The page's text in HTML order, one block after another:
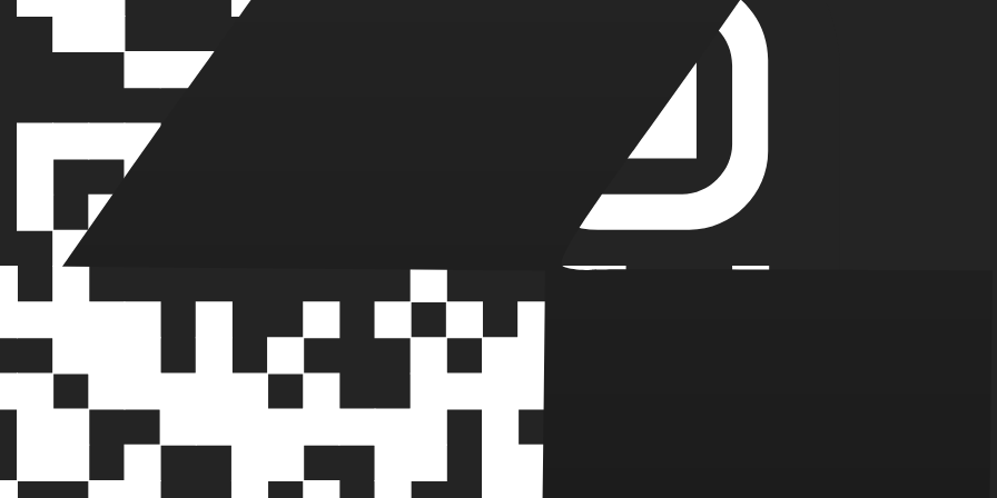
для вашего бизнеса под ключ
по индивидуальному заказу, обладая глубокими знаниями и опытом в этой области.